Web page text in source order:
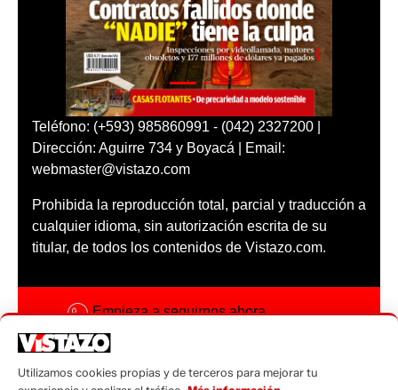
Teléfono: (+593) 985860991 - (042) 2327200 |
Dirección: Aguirre 734 y Boyacá | Email:
webmaster@vistazo.com
Prohibida la reproducción total, parcial y traducción a
cualquier idioma, sin autorización escrita de su
titular, de todos los contenidos de Vistazo.com.
Empieza a seguirnos ahora
Código ética
Utilizamos cookies propias y de terceros para mejorar tu